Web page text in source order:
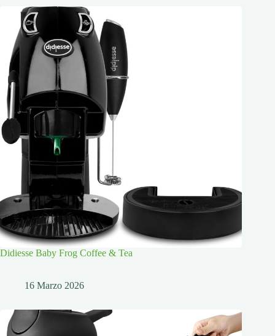
Didiesse Baby Frog Coffee & Tea
16 Marzo 2026